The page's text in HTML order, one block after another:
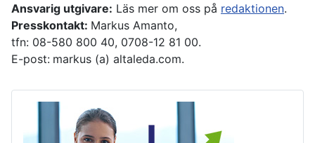
Ansvarig utgivare: Läs mer om oss på redaktionen.
Presskontakt: Markus Amanto,
tfn: 08-580 800 40, 0708-12 81 00.
E-post: markus (a) altaleda.com.